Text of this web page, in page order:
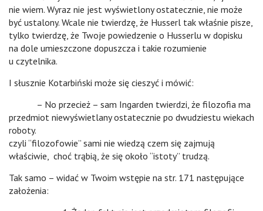
nie wiem. Wyraz nie jest wyświetlony ostatecznie, nie może
być ustalony. Wcale nie twierdzę, że Husserl tak właśnie pisze,
tylko twierdzę, że Twoje powiedzenie o Husserlu w dopisku
na dole umieszczone dopuszcza i takie rozumienie
u czytelnika.
I słusznie Kotarbiński może się cieszyć i mówić:
– No przecież – sam Ingarden twierdzi, że filozofia ma
przedmiot niewyświetlany ostatecznie po dwudziestu wiekach
roboty.
czyli “filozofowie” sami nie wiedzą czem się zajmują
właściwie, choć trąbią, że się około “istoty” trudzą.
Tak samo – widać w Twoim wstępie na str. 171 następujące
założenia: